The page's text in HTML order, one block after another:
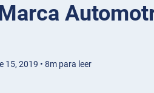
15, 2019 • 8m para leer